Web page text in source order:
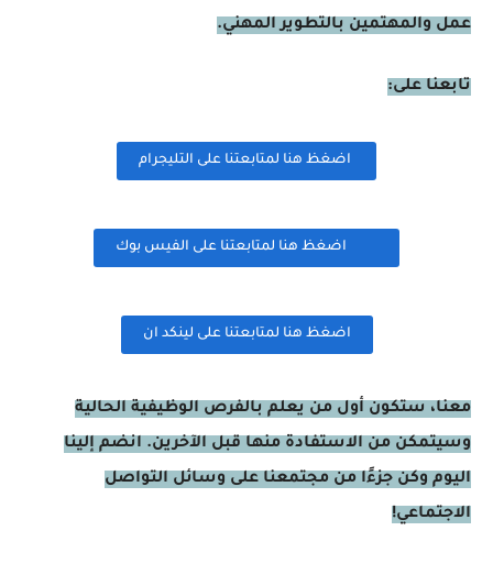
عمل والمهتمين بالتطوير المهني.
تابعنا على:
اضغظ هنا لمتابعتنا على التليجرام
اضغظ هنا لمتابعتنا على الفيس بوك
اضغظ هنا لمتابعتنا على لينكد ان
معنا، ستكون أول من يعلم بالفرص الوظيفية الحالية
وسيتمكن من الاستفادة منها قبل الآخرين. انضم إلينا
اليوم وكن جزءًا من مجتمعنا على وسائل التواصل
الاجتماعي!